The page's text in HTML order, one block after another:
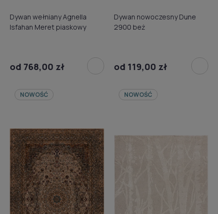
Dywan wełniany Agnella
Isfahan Meret piaskowy
od 768,00 zł
Dywan nowoczesny Dune
2900 beż
od 119,00 zł
NOWOŚĆ NOWOŚĆ